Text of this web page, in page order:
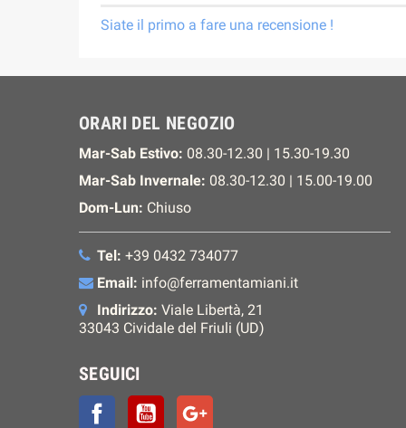
Siate il primo a fare una recensione !
ORARI DEL NEGOZIO
Mar-Sab Estivo: 08.30-12.30 | 15.30-19.30
Mar-Sab Invernale: 08.30-12.30 | 15.00-19.00
Dom-Lun: Chiuso
Tel: +39 0432 734077
Email: info@ferramentamiani.it
Indirizzo: Viale Libertà, 21
33043 Cividale del Friuli (UD)
SEGUICI
FacebookYouTube